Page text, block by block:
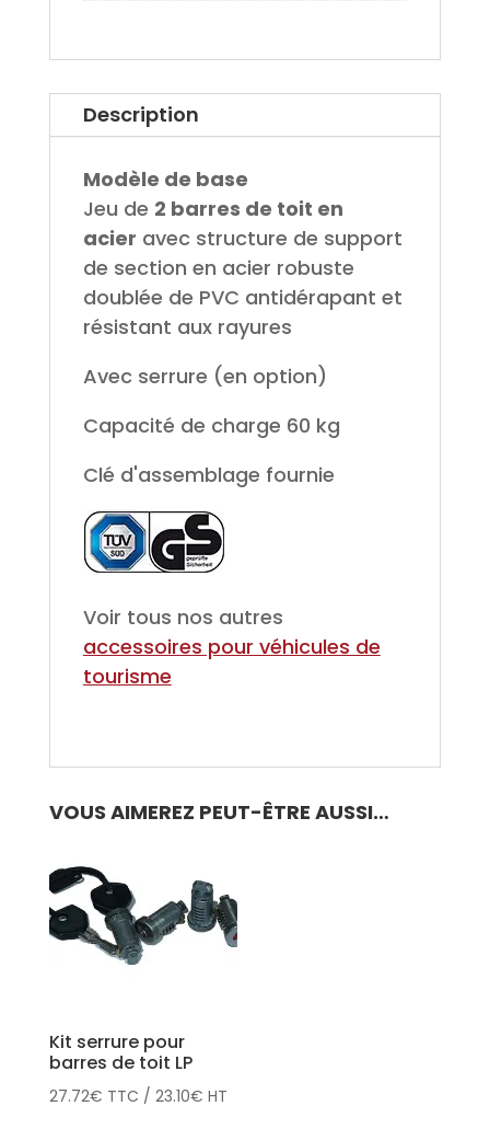
Description
Modèle de base
Jeu de 2 barres de toit en
acier avec structure de support
de section en acier robuste
doublée de PVC antidérapant et
résistant aux rayures
Avec serrure (en option)
Capacité de charge 60 kg
Clé d'assemblage fournie
Voir tous nos autres
accessoires pour véhicules de
tourisme
VOUS AIMEREZ PEUT-ÊTRE AUSSI…
Kit serrure pour
barres de toit LP
27.72€ TTC / 23.10€ HT